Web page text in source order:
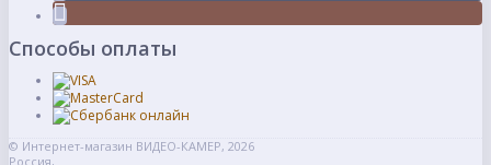
Способы оплаты
© Интернет-магазин ВИДЕО-КАМЕР, 2026
Россия,